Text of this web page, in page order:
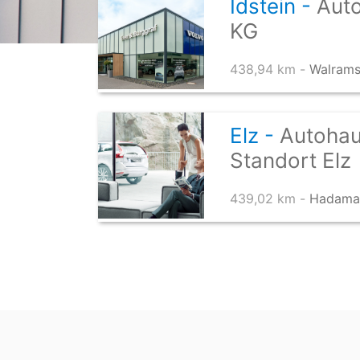
Idstein -
KG
438,94 km -
Elz -
Standort Elz
439,02 km -